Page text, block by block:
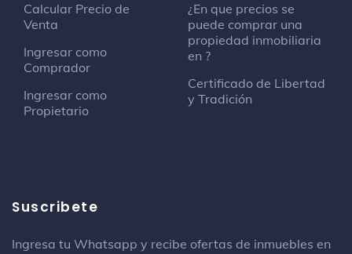
Calcular Precio de
Venta
Ingresar como
Comprador
Ingresar como
Propietario
¿En que precios se
puede comprar una
propiedad inmobiliaria
en ?
Certificado de Libertad
y Tradición
Suscribete
Ingresa tu Whatsapp y recibe ofertas de inmuebles en